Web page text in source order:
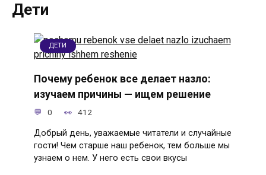
Дети
ДЕТИ
Почему ребенок все делает назло:
изучаем причины — ищем решение
0 412
Добрый день, уважаемые читатели и случайные
гости! Чем старше наш ребенок, тем больше мы
узнаем о нем. У него есть свои вкусы